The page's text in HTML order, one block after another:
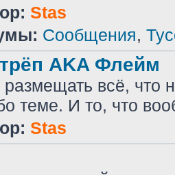
Stas
Сообщения,
AKA Флейм
всё, что
теме. И то, что
Stas